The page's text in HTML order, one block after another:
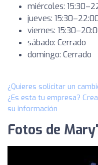
miércoles:
jueves:
viernes:
sábado: Cerrado
domingo: Cerrado
¿Quieres solicitar un
¿Es esta tu empresa?
su información
Fotos de